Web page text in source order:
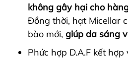
không gây hại cho
Đồng thời, hạt Micellar
bào mới, giúp da sáng
Phức hợp D.A.F kết